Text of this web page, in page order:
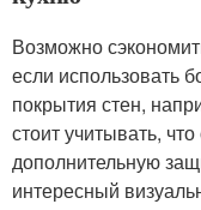
Возможно
если использовать
покрытия стен,
стоит учитывать,
дополнительную
интересный